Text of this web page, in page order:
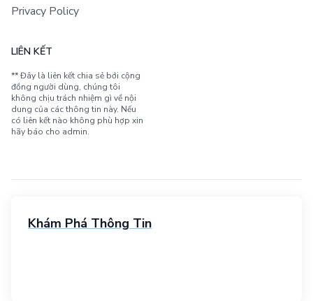
Privacy Policy
LIÊN KẾT
** Đây là liên kết chia sẻ bới cộng
đồng người dùng, chúng tôi
không chịu trách nhiệm gì về nội
dung của các thông tin này. Nếu
có liên kết nào không phù hợp xin
hãy báo cho admin.
Khám Phá Thông Tin